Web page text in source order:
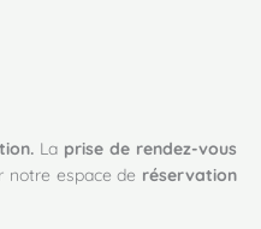
Laprise de rendez-vous
notre espace de réservation